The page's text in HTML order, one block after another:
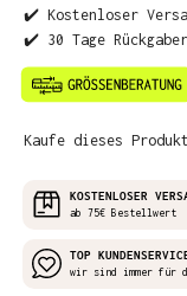
✔️ Kostenloser
✔️ 30 Tage
Kaufe dieses
KOSTENLOSER
ab 75€ Bestellwert
TOP
wir sind immer für